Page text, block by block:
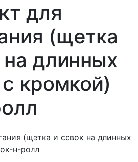
для
(щетка
на длинных
кромкой)
(щетка и совок на длинных
н-ролл